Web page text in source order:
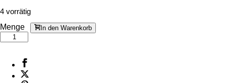
4 vorrätig
Menge In den Warenkorb